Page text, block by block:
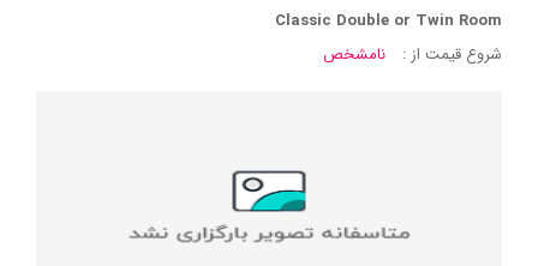
Classic Double or Twin Room
شروع قیمت از :
نامشخص